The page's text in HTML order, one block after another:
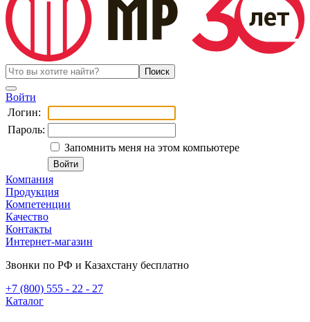
Войти
Логин:
Пароль:
Запомнить меня на этом компьютере
Компания
Продукция
Компетенции
Качество
Контакты
Интернет-магазин
Звонки по РФ и Казахстану бесплатно
+7 (800) 555 - 22 - 27
Каталог